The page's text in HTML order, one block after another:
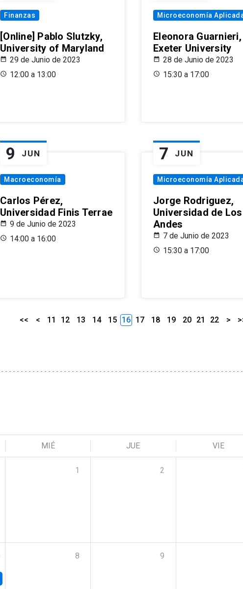
Finanzas
[Online] Pablo Slutzky,
University of Maryland
29 de Junio de 2023
12:00 a 13:00
Microeconomía
Eleonora Guarnieri,
Exeter University
28 de Junio de 2023
15:30 a 17:00
9 JUN
Macroeconomía
Carlos Pérez,
Universidad Finis Terrae
9 de Junio de 2023
14:00 a 16:00
7 JUN
Microeconomía
Jorge Rodriguez,
Universidad de Los
Andes
7 de Junio de 2023
15:30 a 17:00
<< < 11 12 13 14 15 16 17 18 19 20 21 22 >
MIÉ JUE VIE
1 2
8 9